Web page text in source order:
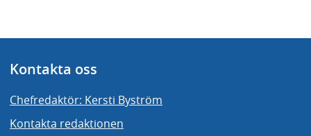
Kontakta oss
Chefredaktör: Kersti Byström
Kontakta redaktionen